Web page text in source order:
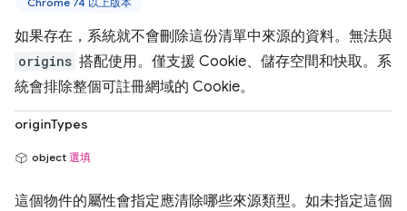
如果存在，系統就不會刪除這份清單中來源的資料。無法與
origins 搭配使用。僅支援 Cookie、儲存空間和快取。系
統會排除整個可註冊網域的 Cookie。
originTypes
object 選填
這個物件的屬性會指定應清除哪些來源類型。如未指定這個